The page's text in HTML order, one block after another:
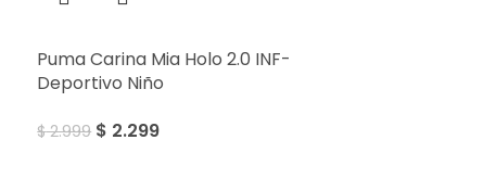
Puma Carina Mia Holo 2.0 INF-
Deportivo Niño
$2.999 $ 2.299